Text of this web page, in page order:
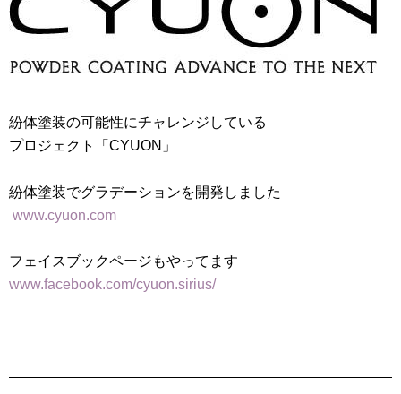
紛体塗装の可能性にチャレンジしている
プロジェクト「CYUON」
紛体塗装でグラデーションを開発しました
www.cyuon.com
フェイスブックページもやってます
www.facebook.com/cyuon.sirius/